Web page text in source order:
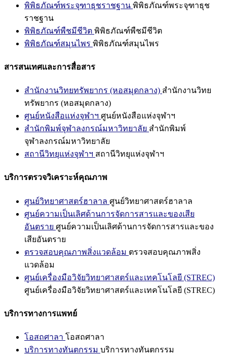
พิพิธภัณฑ์พระจุฑาธุชราชฐาน พิพิธภัณฑ์พระจุฑาธุช
ราชฐาน
พิพิธภัณฑ์พืชมีชีวิต พิพิธภัณฑ์พืชมีชีวิต
พิพิธภัณฑ์สมุนไพร พิพิธภัณฑ์สมุนไพร
สารสนเทศและการสื่อสาร
สำนักงานวิทยทรัพยากร (หอสมุดกลาง) สำนักงานวิทย
ทรัพยากร (หอสมุดกลาง)
ศูนย์หนังสือแห่งจุฬาฯ ศูนย์หนังสือแห่งจุฬาฯ
สำนักพิมพ์จุฬาลงกรณ์มหาวิทยาลัย สำนักพิมพ์
จุฬาลงกรณ์มหาวิทยาลัย
สถานีวิทยุแห่งจุฬาฯ สถานีวิทยุแห่งจุฬาฯ
บริการตรวจวิเคราะห์คุณภาพ
ศูนย์วิทยาศาสตร์ฮาลาล ศูนย์วิทยาศาสตร์ฮาลาล
ศูนย์ความเป็นเลิศด้านการจัดการสารและของเสีย
อันตราย ศูนย์ความเป็นเลิศด้านการจัดการสารและของ
เสียอันตราย
ตรวจสอบคุณภาพสิ่งแวดล้อม ตรวจสอบคุณภาพสิ่ง
แวดล้อม
ศูนย์เครื่องมือวิจัยวิทยาศาสตร์และเทคโนโลยี (STREC)
ศูนย์เครื่องมือวิจัยวิทยาศาสตร์และเทคโนโลยี (STREC)
บริการทางการแพทย์
โอสถศาลา โอสถศาลา
บริการทางทันตกรรม บริการทางทันตกรรม